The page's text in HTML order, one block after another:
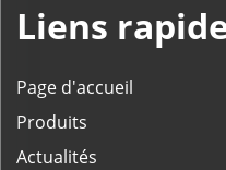
Liens
Page d'accueil
Produits
Actualités